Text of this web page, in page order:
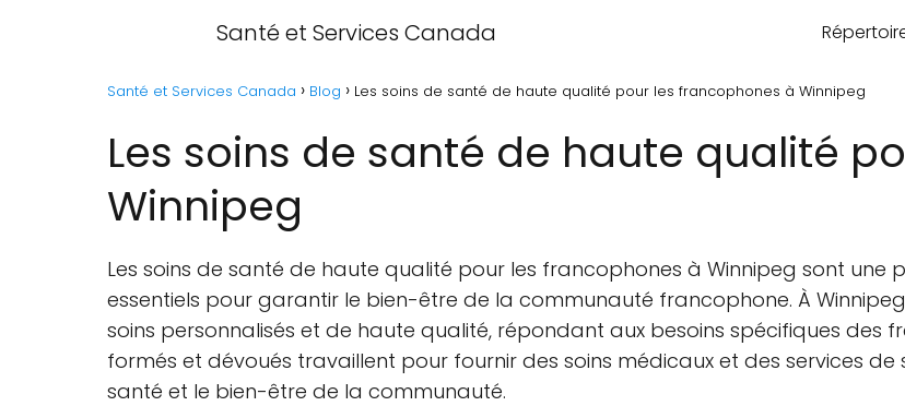
Santé et Services Canada
Santé et Services Canada Blog Les soins de santé de haute qualité pour les francophones à Winnipeg
Les soins de santé de haute qualité
Winnipeg
Les soins de santé de haute qualité pour les francophones à Winnipeg sont une
essentiels pour garantir le bien-être de la communauté francophone. À
soins personnalisés et de haute qualité, répondant aux besoins spécifiques des
formés et dévoués travaillent pour fournir des soins médicaux et des services
santé et le bien-être de la communauté.